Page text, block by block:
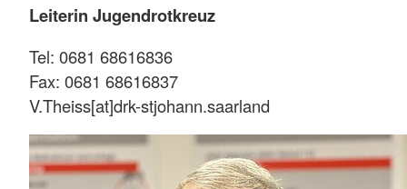
Leiterin Jugendrotkreuz
Tel: 0681 68616836
Fax: 0681 68616837
V.Theiss[at]drk-stjohann.saarland